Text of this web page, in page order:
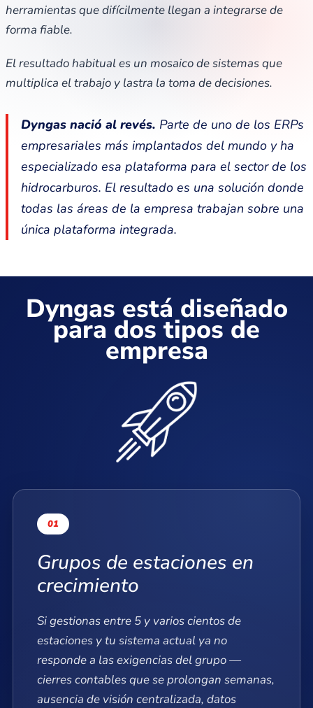
herramientas que difícilmente llegan a integrarse de
forma fiable.
El resultado habitual es un mosaico de sistemas que
multiplica el trabajo y lastra la toma de decisiones.
Dyngas nació al revés. Parte de uno de los ERPs
empresariales más implantados del mundo y ha
especializado esa plataforma para el sector de los
hidrocarburos. El resultado es una solución donde
todas las áreas de la empresa trabajan sobre una
única plataforma integrada.
Dyngas está diseñado
para dos tipos de
empresa
01
Grupos de estaciones en
crecimiento
Si gestionas entre 5 y varios cientos de
estaciones y tu sistema actual ya no
responde a las exigencias del grupo —
cierres contables que se prolongan semanas,
ausencia de visión centralizada, datos